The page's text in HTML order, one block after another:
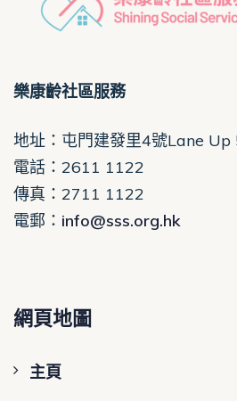
樂康齡社區服務
地址：屯門建發里4號Lane Up
電話 ：2611 1122
傳真：2711 1122
電郵 ： info@sss.org.hk
網頁地圖
主頁